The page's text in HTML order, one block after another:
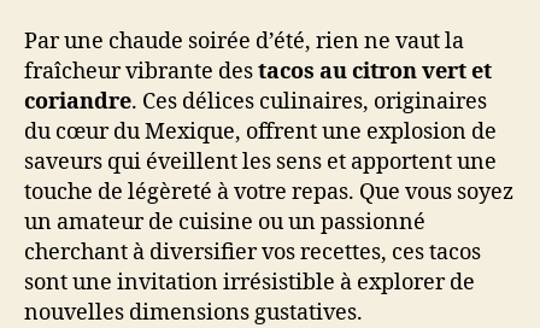
Par une chaude soirée d’été, rien ne vaut la
fraîcheur vibrante destacos au citron vert et
coriandre. Ces délices culinaires, originaires
du cœur du Mexique, offrent une explosion de
saveurs qui éveillent les sens et apportent une
touche de légèreté à votre repas. Que vous soyez
un amateur de cuisine ou un passionné
cherchant à diversifier vos recettes, ces tacos
sont une invitation irrésistible à explorer de
nouvelles dimensions gustatives.